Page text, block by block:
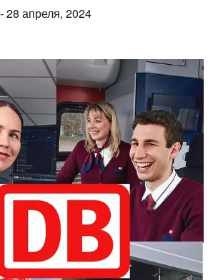
-28 апреля, 2024